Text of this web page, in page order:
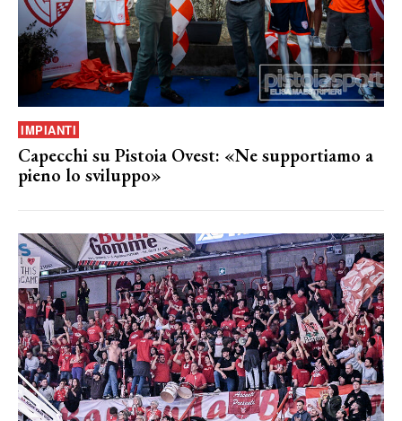
IMPIANTI
Capecchi su Pistoia Ovest: «Ne supportiamo a
pieno lo sviluppo»